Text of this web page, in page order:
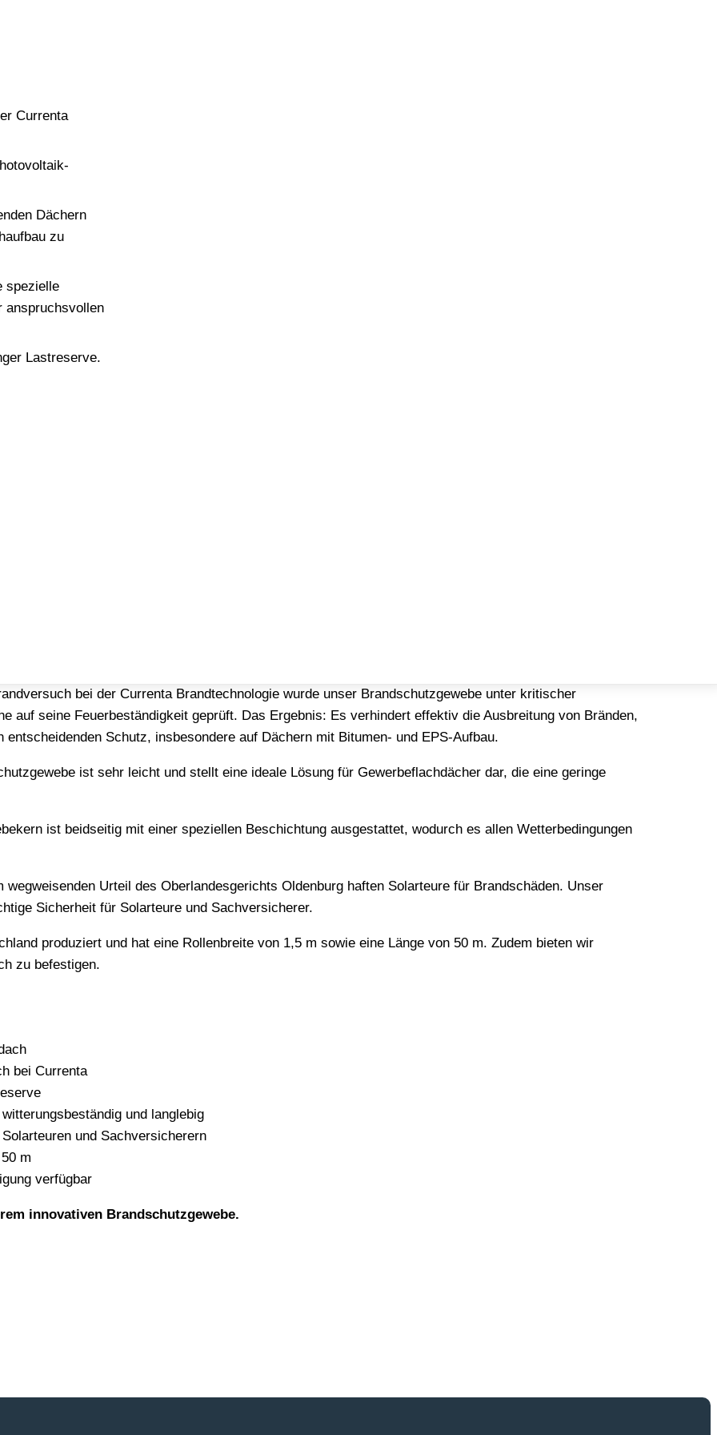
SOL
Currenta
Dächern
zu
spezielle
anspruchsvollen
Lastreserve.
mit unserem innovativen Brandschutzgewebe
bei der Currenta Brandtechnologie wurde unser Brandschutzgewebe unter kritischer
auf seine Feuerbeständigkeit geprüft. Das Ergebnis: Es verhindert effektiv die Ausbreitung von Bränden,
Schutz, insbesondere auf Dächern mit Bitumen- und EPS-Aufbau.
ist sehr leicht und stellt eine ideale Lösung für Gewerbeflachdächer dar, die eine geringe
ist beidseitig mit einer speziellen Beschichtung ausgestattet, wodurch es allen Wetterbedingungen
wegweisenden Urteil des Oberlandesgerichts Oldenburg haften Solarteure für Brandschäden. Unser
Sicherheit für Solarteure und Sachversicherer.
produziert und hat eine Rollenbreite von 1,5 m sowie eine Länge von 50 m. Zudem bieten wir
zu befestigen.
bei Currenta
und langlebig
und Sachversicherern
m
verfügbar
innovativen Brandschutzgewebe.